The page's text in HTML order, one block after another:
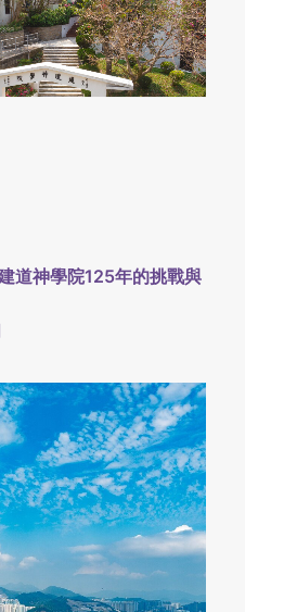
道神學院125年的挑戰與